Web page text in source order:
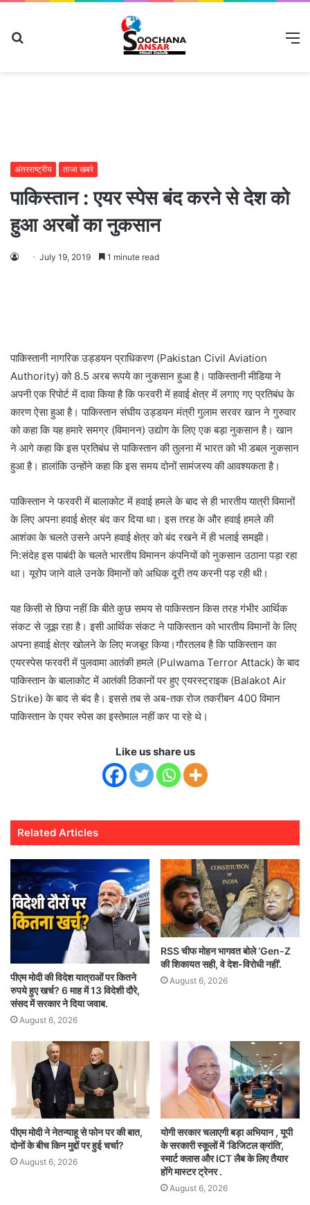
अंतरराष्ट्रीय ताजा खबरे
पाकिस्तान : एयर स्पेस बंद करने से देश को
हुआ अरबों का नुकसान
July 19, 2019 1 minute read
पाकिस्तानी नागरिक उड्डयन प्राधिकरण (Pakistan Civil Aviation
Authority) को 8.5 अरब रूपये का नुकसान हुआ है। पाकिस्तानी मीडिया ने
अपनी एक रिपोर्ट में दावा किया है कि फरवरी में हवाई क्षेत्र में लगाए गए प्रतिबंध के
कारण ऐसा हुआ है। पाकिस्तान संघीय उड्डयन मंत्री गुलाम सरवर खान ने गुरुवार
को कहा कि यह हमारे समग्र (विमानन) उद्योग के लिए एक बड़ा नुकसान है। खान
ने आगे कहा कि इस प्रतिबंध से पाकिस्तान की तुलना में भारत को भी डबल नुकसान
हुआ है। हालांकि उन्होंने कहा कि इस समय दोनों सामंजस्य की आवश्यकता है।
पाकिस्तान ने फरवरी में बालाकोट में हवाई हमले के बाद से ही भारतीय यात्री विमानों
के लिए अपना हवाई क्षेत्र बंद कर दिया था। इस तरह के और हवाई हमले की
आशंका के चलते उसने अपने हवाई क्षेत्र को बंद रखने में ही भलाई समझी।
नि:संदेह इस पाबंदी के चलते भारतीय विमानन कंपनियों को नुकसान उठाना पड़ा रहा
था। यूरोप जाने वाले उनके विमानों को अधिक दूरी तय करनी पड़ रही थी।
यह किसी से छिपा नहीं कि बीते कुछ समय से पाकिस्तान किस तरह गंभीर आर्थिक
संकट से जूझ रहा है। इसी आर्थिक संकट ने पाकिस्तान को भारतीय विमानों के लिए
अपना हवाई क्षेत्र खोलने के लिए मजबूर किया।गौरतलब है कि पाकिस्तान का
एयरस्पेस फरवरी में पुलवामा आतंकी हमले (Pulwama Terror Attack) के बाद
पाकिस्तान के बालाकोट में आतंकी ठिकानों पर हुए एयरस्ट्राइक (Balakot Air
Strike) के बाद से बंद है। इससे तब से अब-तक रोज तकरीबन 400 विमान
पाकिस्तान के एयर स्पेस का इस्तेमाल नहीं कर पा रहे थे।
Like us share us
Related Articles
पीएम मोदी की विदेश यात्राओं पर कितने
रुपये हुए खर्च? 6 माह में 13 विदेशी दौरे,
संसद में सरकार ने दिया जवाब.
August 6, 2026
RSS चीफ मोहन भागवत बोले ‘Gen-Z
की शिकायत सही, वे देश-विरोधी नहीं’.
August 6, 2026
पीएम मोदी ने नेतन्याहू से फोन पर की बात,
दोनों के बीच किन मुद्दों पर हुई चर्चा?
August 6, 2026
योगी सरकार चलाएगी बड़ा अभियान , यूपी
के सरकारी स्कूलों में ‘डिजिटल क्रांति’,
स्मार्ट क्लास और ICT लैब के लिए तैयार
होंगे मास्टर ट्रेनर .
August 6, 2026